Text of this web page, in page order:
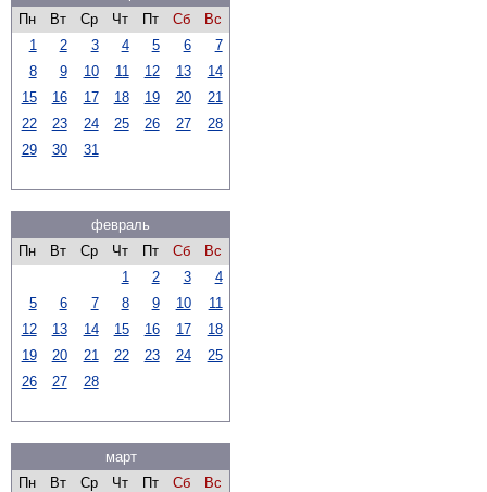
Пн
Вт Ср Чт Пт Сб
Вс
1
2 3 4 5 6
7
8
9 10 11 12 13
14
15
16 17 18 19 20
21
22
23 24 25 26 27
28
29
30 31
февраль
Пн
Вт Ср Чт Пт Сб
Вс
1
2 3
4
5
6 7 8 9 10
11
12
13 14 15 16 17
18
19
20 21 22 23 24
25
26
27 28
март
Пн
Вт Ср Чт Пт Сб
Вс